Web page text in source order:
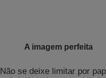
A imagem perfeita
Não se deixe limitar por